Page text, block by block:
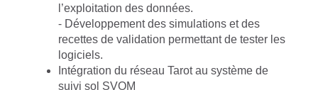
l’exploitation des données.
⁃ Développement des simulations et des
recettes de validation permettant de tester les
logiciels.
Intégration du réseau Tarot au système de
suivi sol SVOM